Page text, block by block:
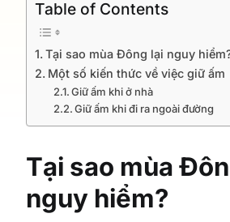
Table of Contents
Tại sao mùa Đông lại nguy
Một số kiến thức về việc giữ ấm
Giữ ấm khi ở nhà
Giữ ấm khi đi ra ngoài đường
Tại sao mùa
nguy hiểm?